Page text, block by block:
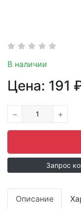
В наличии
Цена: 191
− +
Запрос
Описание